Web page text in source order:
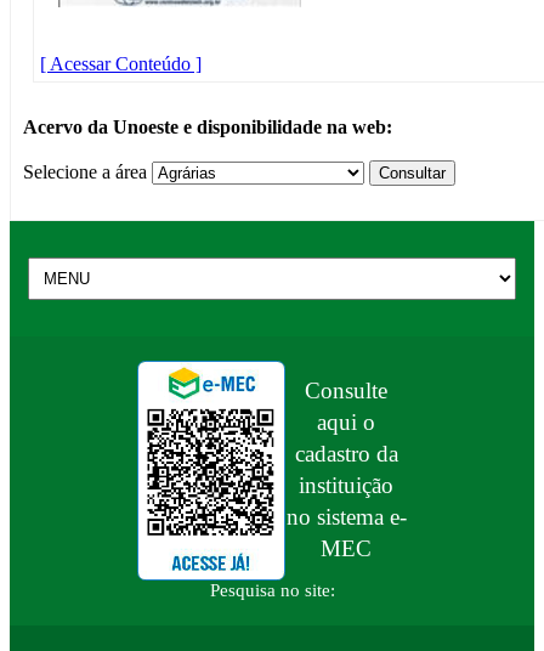
[ Acessar Conteúdo ]
Acervo da Unoeste e disponibilidade na web:
Selecione a área
Consulte
aqui o
cadastro da
instituição
no sistema e-
MEC
Pesquisa no site: